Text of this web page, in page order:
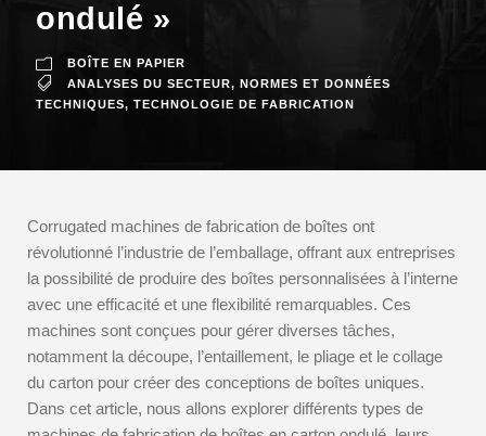
ondulé »
BOÎTE EN PAPIER
ANALYSES DU SECTEUR, NORMES ET DONNÉES
TECHNIQUES, TECHNOLOGIE DE FABRICATION
Corrugated machines de fabrication de boîtes ont
révolutionné l’industrie de l’emballage, offrant aux entreprises
la possibilité de produire des boîtes personnalisées à l’interne
avec une efficacité et une flexibilité remarquables. Ces
machines sont conçues pour gérer diverses tâches,
notamment la découpe, l’entaillement, le pliage et le collage
du carton pour créer des conceptions de boîtes uniques.
Dans cet article, nous allons explorer différents types de